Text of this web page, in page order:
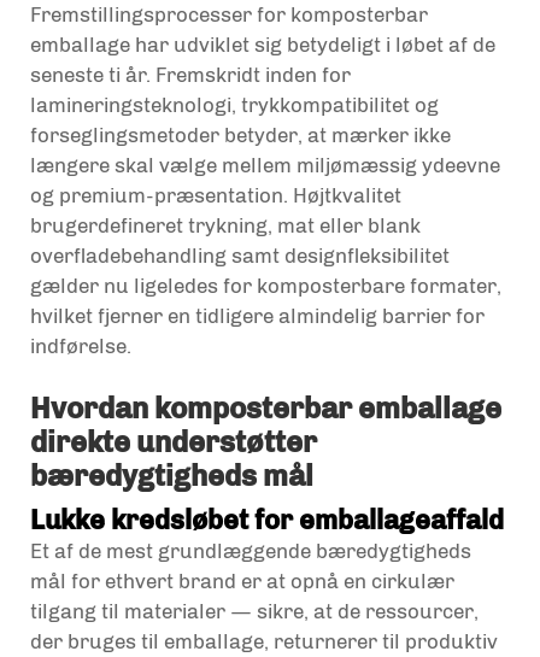
Fremstillingsprocesser for komposterbar
emballage har udviklet sig betydeligt i løbet af de
seneste ti år. Fremskridt inden for
lamineringsteknologi, trykkompatibilitet og
forseglingsmetoder betyder, at mærker ikke
længere skal vælge mellem miljømæssig ydeevne
og premium-præsentation. Højtkvalitet
brugerdefineret trykning, mat eller blank
overfladebehandling samt designfleksibilitet
gælder nu ligeledes for komposterbare formater,
hvilket fjerner en tidligere almindelig barrier for
indførelse.
Hvordan komposterbar emballage
direkte understøtter
bæredygtigheds mål
Lukke kredsløbet for emballageaffald
Et af de mest grundlæggende bæredygtigheds
mål for ethvert brand er at opnå en cirkulær
tilgang til materialer — sikre, at de ressourcer,
der bruges til emballage, returnerer til produktiv